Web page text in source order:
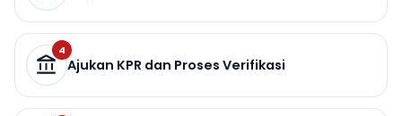
4
Ajukan KPR dan Proses Verifikasi